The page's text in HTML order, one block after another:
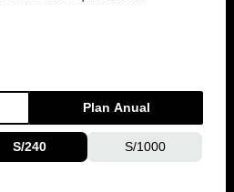
Plan Anual
S/240 S/1000